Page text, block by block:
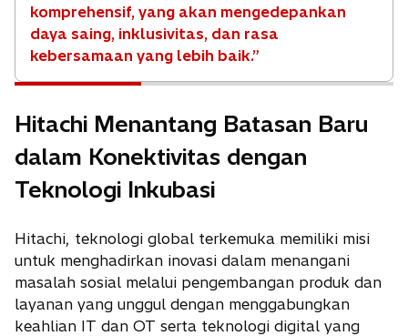
komprehensif, yang akan mengedepankan
daya saing, inklusivitas, dan rasa
kebersamaan yang lebih baik.”
Hitachi Menantang Batasan Baru
dalam Konektivitas dengan
Teknologi Inkubasi
Hitachi, teknologi global terkemuka memiliki misi
untuk menghadirkan inovasi dalam menangani
masalah sosial melalui pengembangan produk dan
layanan yang unggul dengan menggabungkan
keahlian IT dan OT serta teknologi digital yang